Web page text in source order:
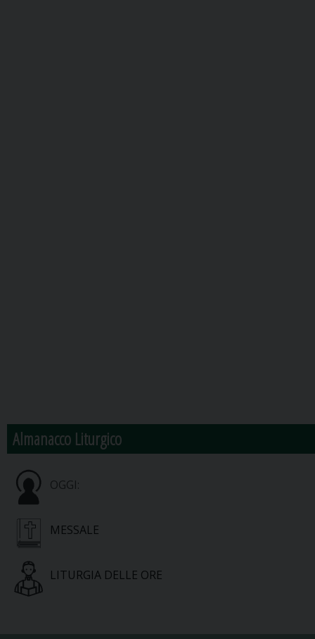
Almanacco Liturgico
OGGI:
MESSALE
LITURGIA DELLE ORE